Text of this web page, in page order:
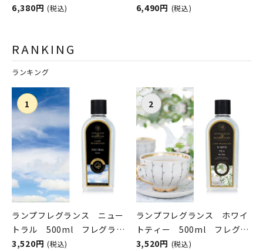
ASHLEIGH&BURWOOD（ア
6,380円 (税込)
ASHLEIGH&BURWOOD（ア
6,490円 (税込)
RANKING
ランキング
ランプフレグランス ニュー
トラル 500ml フレグラン
スランプ用オイル
3,520円 (税込)
ランプフレグランス ホワイ
トティー 500ml フレグラ
ンスランプ用オイル
3,520円 (税込)